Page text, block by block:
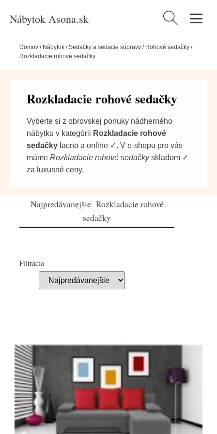
Nábytok Asona.sk Hľadať:
Domov / Nábytok /Sedačky a sedacie súpravy / Rohové sedačky /
Rozkladacie rohové sedačky
Rozkladacie rohové sedačky
Vyberte si z obrovskej ponuky nádherného
nábytku v kategórii Rozkladacie rohové
sedačky lacno a online ✓. V e-shopu pro vás
máme Rozkladacie rohové sedačkyskladom ✓
za luxusné ceny.
Najpredávanejšie Rozkladacie rohové
sedačky
Filtrácia